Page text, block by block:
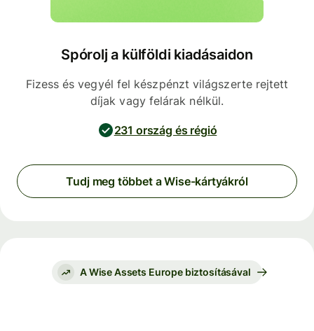
Spórolj a külföldi kiadásaidon
Fizess és vegyél fel készpénzt világszerte rejtett
díjak vagy felárak nélkül.
231 ország és régió
Tudj meg többet a Wise-kártyákról
A Wise Assets Europe biztosításával